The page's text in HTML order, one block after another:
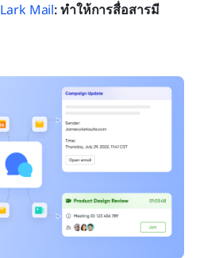
Lark Mail: ทำให้การสื่อสารมี